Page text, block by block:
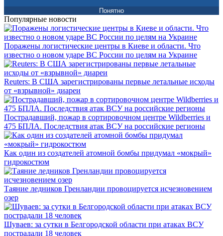
Понятно
Популярные новости
Поражены логистические центры в Киеве и области. Что
известно о новом ударе ВС России по целям на Украине
Reuters: В США зарегистрированы первые летальные исходы
от «взрывной» диареи
Пострадавший, пожар в сортировочном центре Wildberries и
475 БПЛА. Последствия атак ВСУ на российские регионы
Как один из создателей атомной бомбы придумал «мокрый»
гидрокостюм
Таяние ледников Гренландии провоцируется исчезновением
озер
Шуваев: за сутки в Белгородской области при атаках ВСУ
пострадали 18 человек